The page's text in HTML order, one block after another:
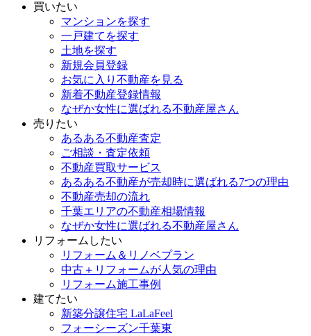
買いたい
マンションを探す
一戸建てを探す
土地を探す
新規会員登録
お気に入り不動産を見る
新着不動産登録情報
なぜか女性に選ばれる不動産屋さん
売りたい
あるある不動産査定
ご相談・査定依頼
不動産買取サービス
あるある不動産が売却時に選ばれる7つの理由
不動産売却の流れ
千葉エリアの不動産相場情報
なぜか女性に選ばれる不動産屋さん
リフォームしたい
リフォーム＆リノベプラン
中古＋リフォームが人気の理由
リフォーム施工事例
建てたい
新築分譲住宅 LaLaFeel
フォーシーズン千葉東